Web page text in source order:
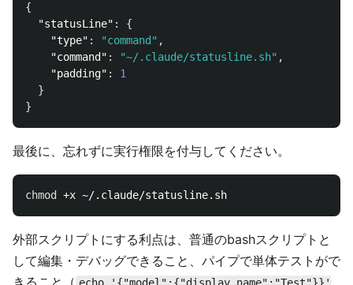
{
"statusLine" :
{
"type" : "command" ,
"command" : "~/.claude/statusline.sh" ,
"padding" :
1
}
}
最後に、忘れずに実行権限を付与してください。
chmod
外部スクリプトにする利点は、普通のbashスクリプトと
して編集・デバッグできること、パイプで単体テストがで
きること（